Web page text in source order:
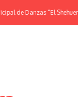
Danzas “El Shehuen”